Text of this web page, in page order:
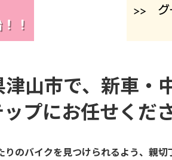
津山市で、新車・
プにお任せくだ
のバイクを見つけられるよう、親切